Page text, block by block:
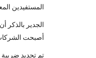
المستفيدين
أصبحت الشركات